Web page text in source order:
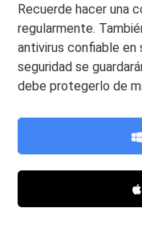
Recuerde hacer una
regularmente.
antivirus confiable en
seguridad se
debe protegerlo de